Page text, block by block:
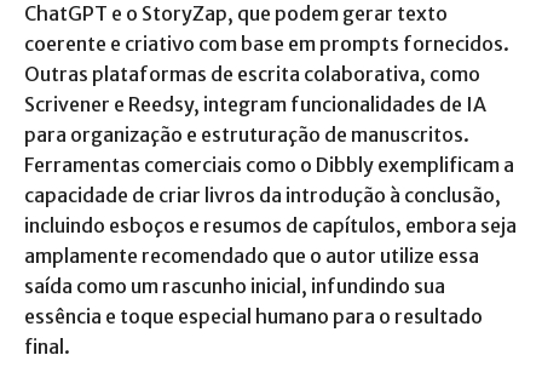
ChatGPT e o StoryZap, que podem gerar texto
coerente e criativo com base em prompts fornecidos.
Outras plataformas de escrita colaborativa, como
Scrivener e Reedsy, integram funcionalidades de IA
para organização e estruturação de manuscritos.
Ferramentas comerciais como o Dibbly exemplificam a
capacidade de criar livros da introdução à conclusão,
incluindo esboços e resumos de capítulos, embora seja
amplamente recomendado que o autor utilize essa
saída como um rascunho inicial, infundindo sua
essência e toque especial humano para o resultado
final.